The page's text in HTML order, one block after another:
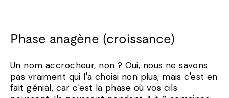
Phase anagène (croissance)
Un nom accrocheur, non ? Oui, nous ne savons
pas vraiment qui l'a choisi non plus, mais c'est en
fait génial, car c'est la phase où vos cils